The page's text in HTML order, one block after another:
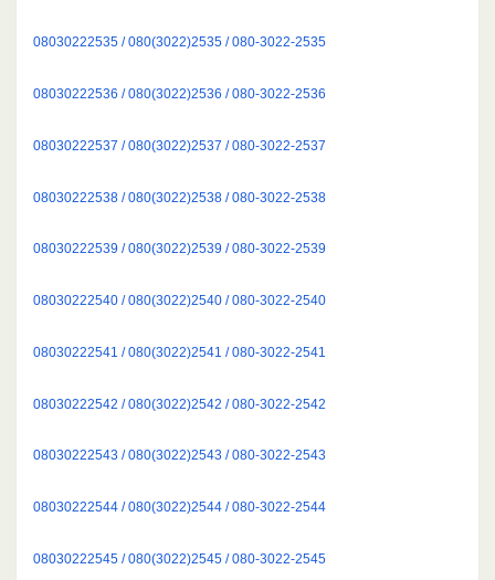
08030222535 / 080(3022)2535 / 080-3022-2535
08030222536 / 080(3022)2536 / 080-3022-2536
08030222537 / 080(3022)2537 / 080-3022-2537
08030222538 / 080(3022)2538 / 080-3022-2538
08030222539 / 080(3022)2539 / 080-3022-2539
08030222540 / 080(3022)2540 / 080-3022-2540
08030222541 / 080(3022)2541 / 080-3022-2541
08030222542 / 080(3022)2542 / 080-3022-2542
08030222543 / 080(3022)2543 / 080-3022-2543
08030222544 / 080(3022)2544 / 080-3022-2544
08030222545 / 080(3022)2545 / 080-3022-2545